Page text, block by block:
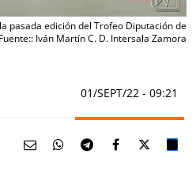
pasada edición del Trofeo Diputación de
Iván Martín C. D. Intersala Zamora
01/SEPT/22 - 09:21